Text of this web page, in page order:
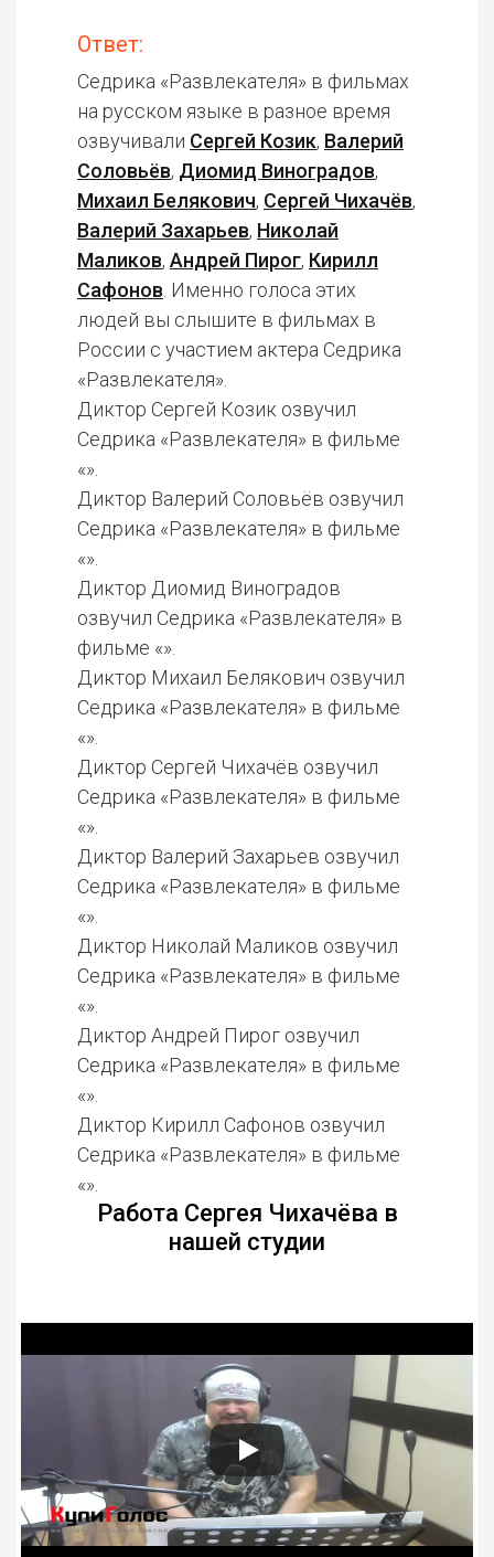
Ответ:
Седрика «Развлекателя» в фильмах
на русском языке в разное время
озвучивали Сергей Козик, Валерий
Соловьёв, Диомид Виноградов,
Михаил Белякович, Сергей Чихачёв,
Валерий Захарьев, Николай
Маликов, Андрей Пирог, Кирилл
Сафонов . Именно голоса этих
людей вы слышите в фильмах в
России с участием актера Седрика
«Развлекателя».
Диктор Сергей Козик озвучил
Седрика «Развлекателя» в фильме
«».
Диктор Валерий Соловьёв озвучил
Седрика «Развлекателя» в фильме
«».
Диктор Диомид Виноградов
озвучил Седрика «Развлекателя» в
фильме «».
Диктор Михаил Белякович озвучил
Седрика «Развлекателя» в фильме
«».
Диктор Сергей Чихачёв озвучил
Седрика «Развлекателя» в фильме
«».
Диктор Валерий Захарьев озвучил
Седрика «Развлекателя» в фильме
«».
Диктор Николай Маликов озвучил
Седрика «Развлекателя» в фильме
«».
Диктор Андрей Пирог озвучил
Седрика «Развлекателя» в фильме
«».
Диктор Кирилл Сафонов озвучил
Седрика «Развлекателя» в фильме
«».
Работа Сергея Чихачёва в
нашей студии